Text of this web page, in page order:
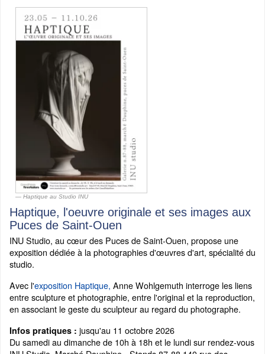
Haptique au Studio INU
Haptique, l'oeuvre originale et ses images aux
Puces de Saint-Ouen
INU Studio, au cœur des Puces de Saint-Ouen, propose une
exposition dédiée à la photographies d'œuvres d'art, spécialité du
studio.
Avec l'exposition Haptique, Anne Wohlgemuth interroge les liens
entre sculpture et photographie, entre l'original et la reproduction,
en associant le geste du sculpteur au regard du photographe.
Infos pratiques : jusqu'au 11 octobre 2026
Du samedi au dimanche de 10h à 18h et le lundi sur rendez-vous